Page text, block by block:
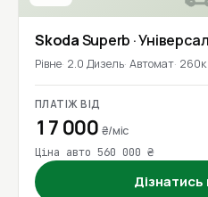
SkodaSuperb · Універсал
Рівне 2.0 Дизель Автомат
ПЛАТІЖ ВІД
17 000 ₴/міс
Ціна авто 560 000 ₴
Дізнатись